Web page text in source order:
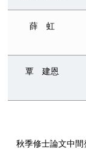
薛 虹
覃 建恩
秋季修士論文中